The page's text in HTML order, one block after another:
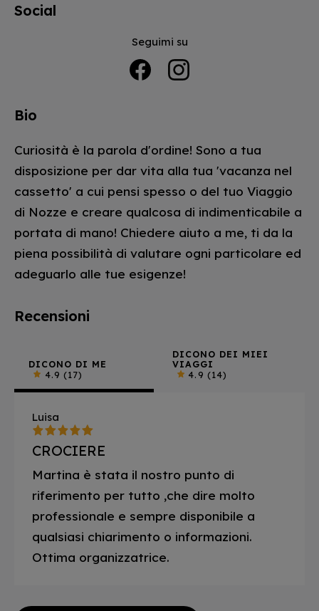
Social
Seguimi su
Facebook
Bio
Curiosità è la parola d'ordine! Sono a tua
disposizione per dar vita alla tua 'vacanza nel
cassetto' a cui pensi spesso o del tuo Viaggio
di Nozze e creare qualcosa di indimenticabile a
portata di mano! Chiedere aiuto a me, ti da la
piena possibilità di valutare ogni particolare ed
adeguarlo alle tue esigenze!
Recensioni
DICONO DI ME
4.9 (17)
DICONO DEI MIEI
VIAGGI
4.9 (14)
Luisa
CROCIERE
Martina è stata il nostro punto di
riferimento per tutto ,che dire molto
professionale e sempre disponibile a
qualsiasi chiarimento o informazioni.
Ottima organizzatrice.